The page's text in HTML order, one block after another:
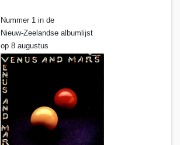
Nummer 1 in de
Nieuw-Zeelandse albumlijst
op 8 augustus